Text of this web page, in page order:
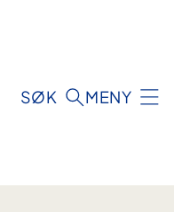
SØK MENY